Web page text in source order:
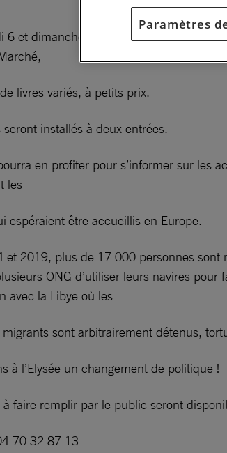
6 et dimanche 7 juillet, de 9 h à 13 h,
livres variés, à petits prix.
seront installés à deux entrées.
en profiter pour s’informer sur les
les
espéraient être accueillis en Europe.
et 2019, plus de 17 000 personnes sont
ONG d’utiliser leurs navires
avec la Libye où les
migrants sont arbitrairement détenus,
à l’Elysée un changement de politique !
à faire remplir par le public seront
70 32 87 13
Paramètres